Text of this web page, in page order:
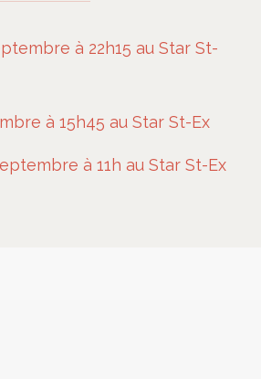
à 22h15 au Star St-
à 15h45 au Star St-Ex
à 11h au Star St-Ex